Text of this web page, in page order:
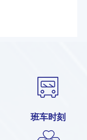
班车时刻